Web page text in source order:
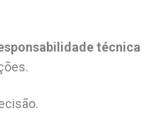
técnica